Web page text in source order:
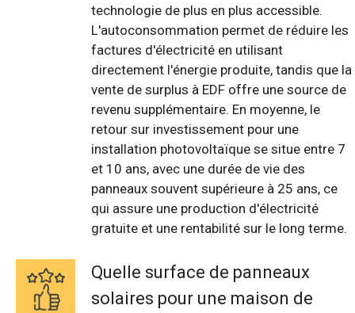
technologie de plus en plus accessible.
L'autoconsommation permet de réduire les
factures d'électricité en utilisant
directement l'énergie produite, tandis que la
vente de surplus à EDF offre une source de
revenu supplémentaire. En moyenne, le
retour sur investissement pour une
installation photovoltaïque se situe entre 7
et 10 ans, avec une durée de vie des
panneaux souvent supérieure à 25 ans, ce
qui assure une production d'électricité
gratuite et une rentabilité sur le long terme.
Quelle surface de panneaux
solaires pour une maison de